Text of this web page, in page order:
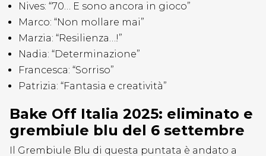
Nives: “70… E sono ancora in gioco”
Marco: “Non mollare mai”
Marzia: “Resilienza…!”
Nadia: “Determinazione”
Francesca: “Sorriso”
Patrizia: “Fantasia e creatività”
Bake Off Italia 2025: eliminato e
grembiule blu del 6 settembre
Il Grembiule Blu di questa puntata è andato a